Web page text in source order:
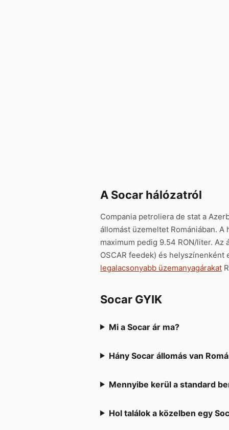
A Socar hálózatról
Compania petroliera de stat a
állomást üzemeltet Romániában.
maximum pedig 9.54 RON/liter.
OSCAR feedek) és
legalacsonyabb üzemanyagárakat
Socar GYIK
Mi a Socar ár ma?
Hány Socar állomás van
Mennyibe kerül a standard
Hol találok a közelben egy